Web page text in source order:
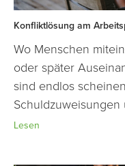
Konfliktlösung am
Wo Menschen
oder später
sind endlos
Schuldzuweisungen
Lesen